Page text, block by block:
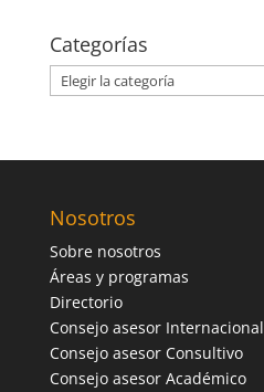
Categorías
Categorías
Nosotros
Sobre nosotros
Áreas y programas
Directorio
Consejo asesor Internacional
Consejo asesor Consultivo
Consejo asesor Académico